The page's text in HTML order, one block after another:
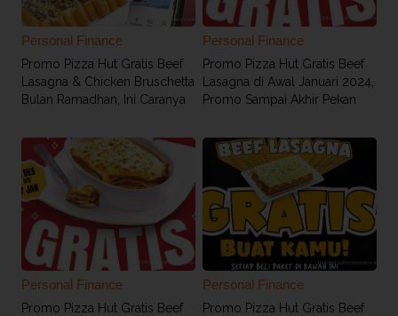
Personal Finance
Promo Pizza Hut Gratis Beef
Lasagna & Chicken Bruschetta
Bulan Ramadhan, Ini Caranya
Personal Finance
Promo Pizza Hut Gratis Beef
Lasagna di Awal Januari 2024,
Promo Sampai Akhir Pekan
Personal Finance
Promo Pizza Hut Gratis Beef
Personal Finance
Promo Pizza Hut Gratis Beef